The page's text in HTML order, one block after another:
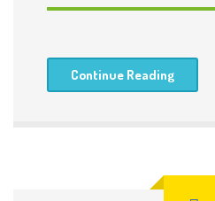
Continue Reading